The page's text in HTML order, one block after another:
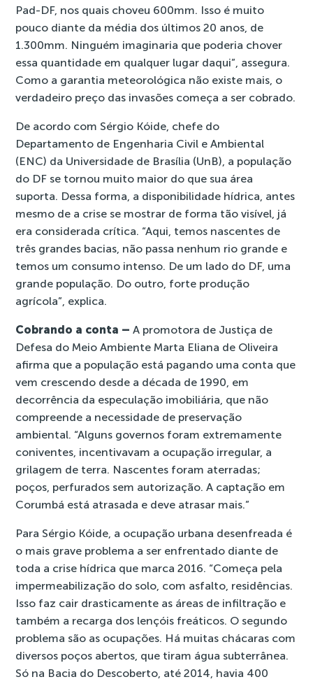
Pad-DF, nos quais choveu 600mm. Isso é muito
pouco diante da média dos últimos 20 anos, de
1.300mm. Ninguém imaginaria que poderia chover
essa quantidade em qualquer lugar daqui”, assegura.
Como a garantia meteorológica não existe mais, o
verdadeiro preço das invasões começa a ser cobrado.
De acordo com Sérgio Kóide, chefe do
Departamento de Engenharia Civil e Ambiental
(ENC) da Universidade de Brasília (UnB), a população
do DF se tornou muito maior do que sua área
suporta. Dessa forma, a disponibilidade hídrica, antes
mesmo de a crise se mostrar de forma tão visível, já
era considerada crítica. “Aqui, temos nascentes de
três grandes bacias, não passa nenhum rio grande e
temos um consumo intenso. De um lado do DF, uma
grande população. Do outro, forte produção
agrícola”, explica.
Cobrando a conta –A promotora de Justiça de
Defesa do Meio Ambiente Marta Eliana de Oliveira
afirma que a população está pagando uma conta que
vem crescendo desde a década de 1990, em
decorrência da especulação imobiliária, que não
compreende a necessidade de preservação
ambiental. “Alguns governos foram extremamente
coniventes, incentivavam a ocupação irregular, a
grilagem de terra. Nascentes foram aterradas;
poços, perfurados sem autorização. A captação em
Corumbá está atrasada e deve atrasar mais.”
Para Sérgio Kóide, a ocupação urbana desenfreada é
o mais grave problema a ser enfrentado diante de
toda a crise hídrica que marca 2016. “Começa pela
impermeabilização do solo, com asfalto, residências.
Isso faz cair drasticamente as áreas de infiltração e
também a recarga dos lençóis freáticos. O segundo
problema são as ocupações. Há muitas chácaras com
diversos poços abertos, que tiram água subterrânea.
Só na Bacia do Descoberto, até 2014, havia 400